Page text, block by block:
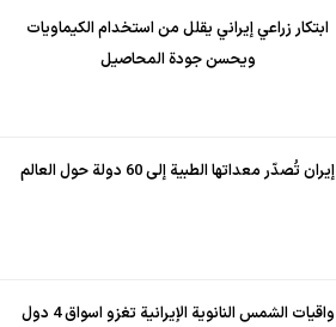
ابتكار زراعي إيراني يقلل من استخدام الكيماويات
ويحسن جودة المحاصيل
إيران تُصدّر معداتها الطبية إلى 60 دولة حول العالم
واقيات الشمس النانوية الإيرانية تغزو اسواق 4 دول